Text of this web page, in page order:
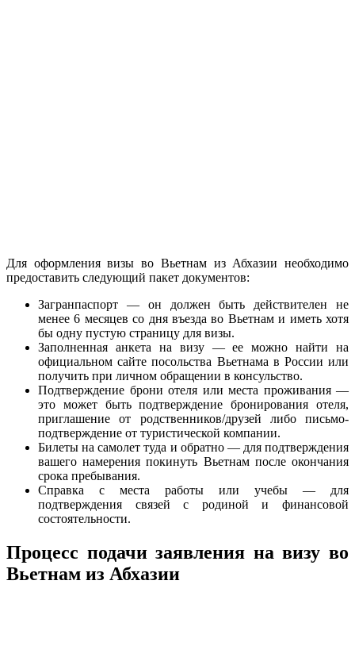
Для оформления визы во Вьетнам из Абхазии необходимо
предоставить следующий пакет документов:
Загранпаспорт — он должен быть действителен не
менее 6 месяцев со дня въезда во Вьетнам и иметь хотя
бы одну пустую страницу для визы.
Заполненная анкета на визу — ее можно найти на
официальном сайте посольства Вьетнама в России или
получить при личном обращении в консульство.
Подтверждение брони отеля или места проживания —
это может быть подтверждение бронирования отеля,
приглашение от родственников/друзей либо письмо-
подтверждение от туристической компании.
Билеты на самолет туда и обратно — для подтверждения
вашего намерения покинуть Вьетнам после окончания
срока пребывания.
Справка с места работы или учебы — для
подтверждения связей с родиной и финансовой
состоятельности.
Процесс подачи заявления на визу во
Вьетнам из Абхазии